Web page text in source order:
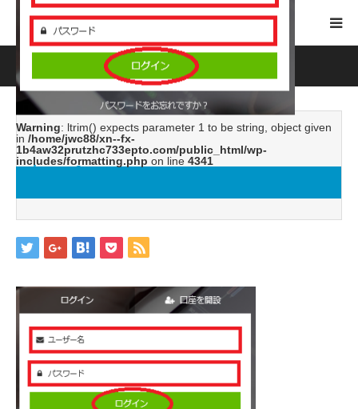
image6
Warning: ltrim() expects parameter 1 to be string, object given
in /home/jwc88/xn--fx-
1b4aw32prutzhc733epto.com/public_html/wp-
includes/formatting.php on line 4341
image6